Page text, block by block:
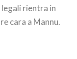
legali rientra in
cara a Mannu.